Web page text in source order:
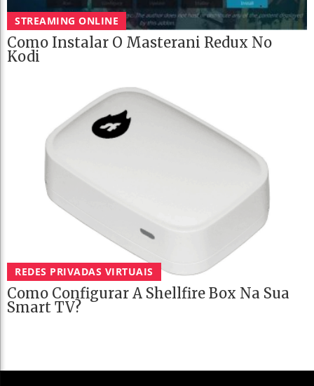
STREAMING ONLINE
Como Instalar O Masterani Redux No
Kodi
REDES PRIVADAS VIRTUAIS
Como Configurar A Shellfire Box Na Sua
Smart TV?